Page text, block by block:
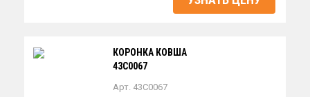
КОРОНКА КОВША
43C0067
Арт. 43C0067